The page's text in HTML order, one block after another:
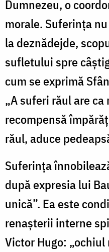
Dumnezeu, o
morale. Suferinţa
la deznădejde,
sufletului spre
cum se exprimă
„A suferi răul are ca
recompensă
răul, aduce
Suferinţa
după expresia lui
unică”. Ea este
renaşterii interne
Victor Hugo: